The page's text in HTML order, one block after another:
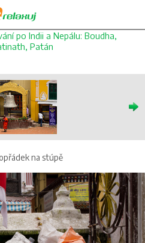
po Indii a Nepálu: Boudha,
Patán
na stúpě